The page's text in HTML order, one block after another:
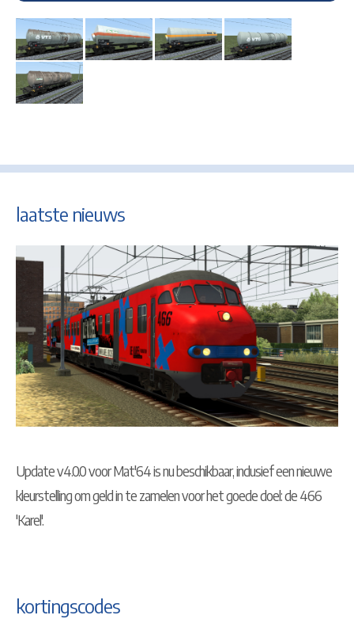
laatste nieuws
Update v4.0.0 voor Mat'64 is nu beschikbaar, inclusief een nieuwe
kleurstelling om geld in te zamelen voor het goede doel: de 466
'Karel'.
kortingscodes